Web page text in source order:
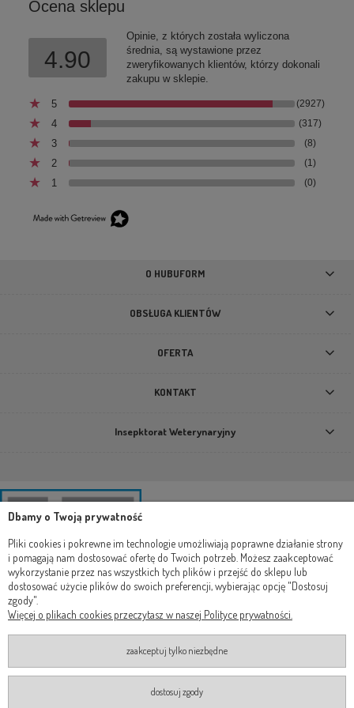
Salmon Bites Łosoś
Ocena sklepu
4.90
Opinie, z których została wyliczona
średnia, są wystawione przez
zweryfikowanych klientów, którzy dokonali
zakupu w sklepie.
5 (2927)
4 (317)
3 (8)
2 (1)
1 (0)
O HUBUFORM
OBSŁUGA KLIENTÓW
OFERTA
KONTAKT
Insepktorat Weterynaryjny
Dbamy o Twoją prywatność
Pliki cookies i pokrewne im technologie umożliwiają poprawne działanie strony
i pomagają nam dostosować ofertę do Twoich potrzeb. Możesz zaakceptować
wykorzystanie przez nas wszystkich tych plików i przejść do sklepu lub
dostosować użycie plików do swoich preferencji, wybierając opcję "Dostosuj
zgody".
Więcej o plikach cookies przeczytasz w naszej Polityce prywatności.
zaakceptuj tylko niezbędne
dostosuj zgody